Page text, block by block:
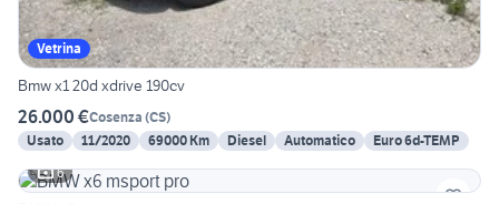
Vetrina
Bmw x1 20d xdrive 190cv
26.000 €Cosenza (CS)
Usato
11/2020 69000 Km Diesel Automatico
Euro 6d-TEMP
6